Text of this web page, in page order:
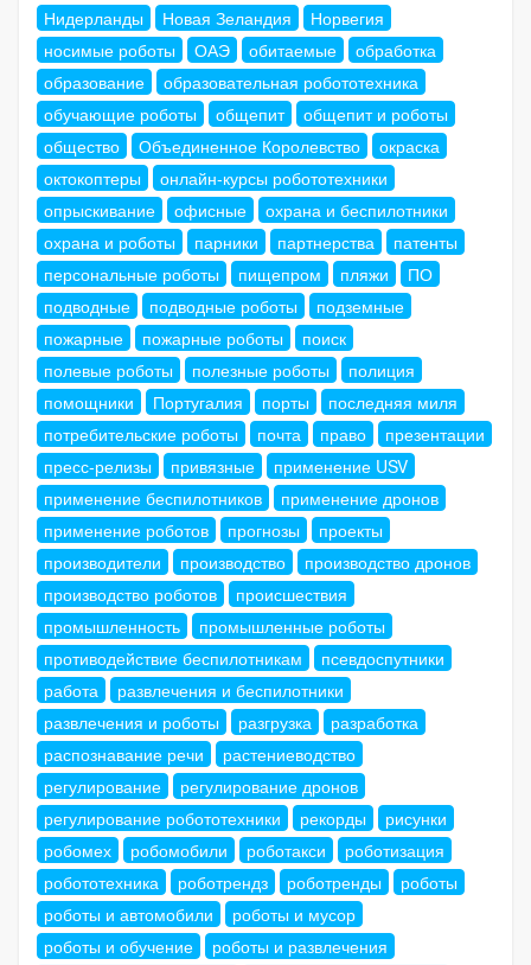
Нидерланды
Новая Зеландия
Норвегия
носимые роботы
ОАЭ обитаемые
обработка
образование
образовательная робототехника
обучающие роботы
общепит
общепит и роботы
общество
Объединенное Королевство
окраска
октокоптеры
онлайн-курсы робототехники
опрыскивание
офисные
охрана и беспилотники
охрана и роботы
парники партнерства
патенты
персональные роботы
пищепром пляжи
ПО
подводные
подводные роботы
подземные
пожарные
пожарные роботы
поиск
полевые роботы
полезные роботы
полиция
помощники
Португалия порты
последняя миля
потребительские роботы
почта право
презентации
пресс-релизы
привязные
применение USV
применение беспилотников
применение дронов
применение роботов
прогнозы
проекты
производители
производство
производство дронов
производство роботов
происшествия
промышленность
промышленные роботы
противодействие беспилотникам
псевдоспутники
работа
развлечения и беспилотники
развлечения и роботы
разгрузка
разработка
распознавание речи
растениеводство
регулирование
регулирование дронов
регулирование робототехники
рекорды
рисунки
робомех
робомобили роботакси
роботизация
робототехника
роботрендз роботренды
роботы
роботы и автомобили
роботы и мусор
роботы и обучение
роботы и развлечения